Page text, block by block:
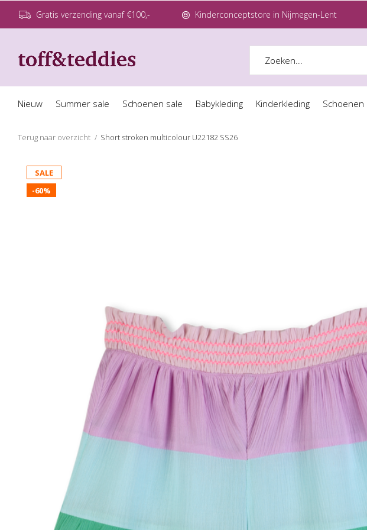
Nieuw Summer sale Schoenen sale Babykleding Kinderkleding Schoenen
Gratis verzending vanaf €100,- Kinderconceptstore in Nijmegen-Lent
Terug naar overzicht Short stroken multicolour U22182 SS26
SALE
-60%